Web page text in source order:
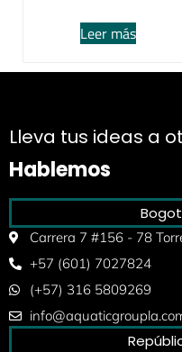
Leer más
Lleva tus ideas a
Hablemos
Carrera 7 #156 - 78
+57 (601) 7027824
(+57) 316 5809269